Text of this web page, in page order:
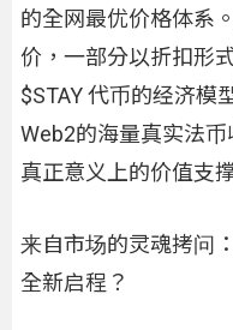
的全网最优价格体系
价，一部分以折扣形
$STAY 代币的经济模
Web2的海量真实法
真正意义上的价值支
来自市场的灵魂拷问
全新启程？